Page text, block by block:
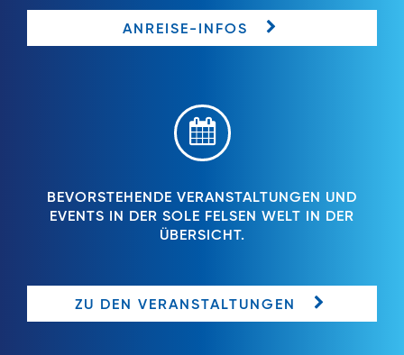
ANREISE-INFOS
BEVORSTEHENDE VERANSTALTUNGEN UND
EVENTS IN DER SOLE FELSEN WELT IN DER
ÜBERSICHT.
ZU DEN VERANSTALTUNGEN